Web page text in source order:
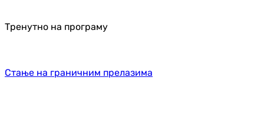
Тренутно на програму
Стање на граничним прелазима